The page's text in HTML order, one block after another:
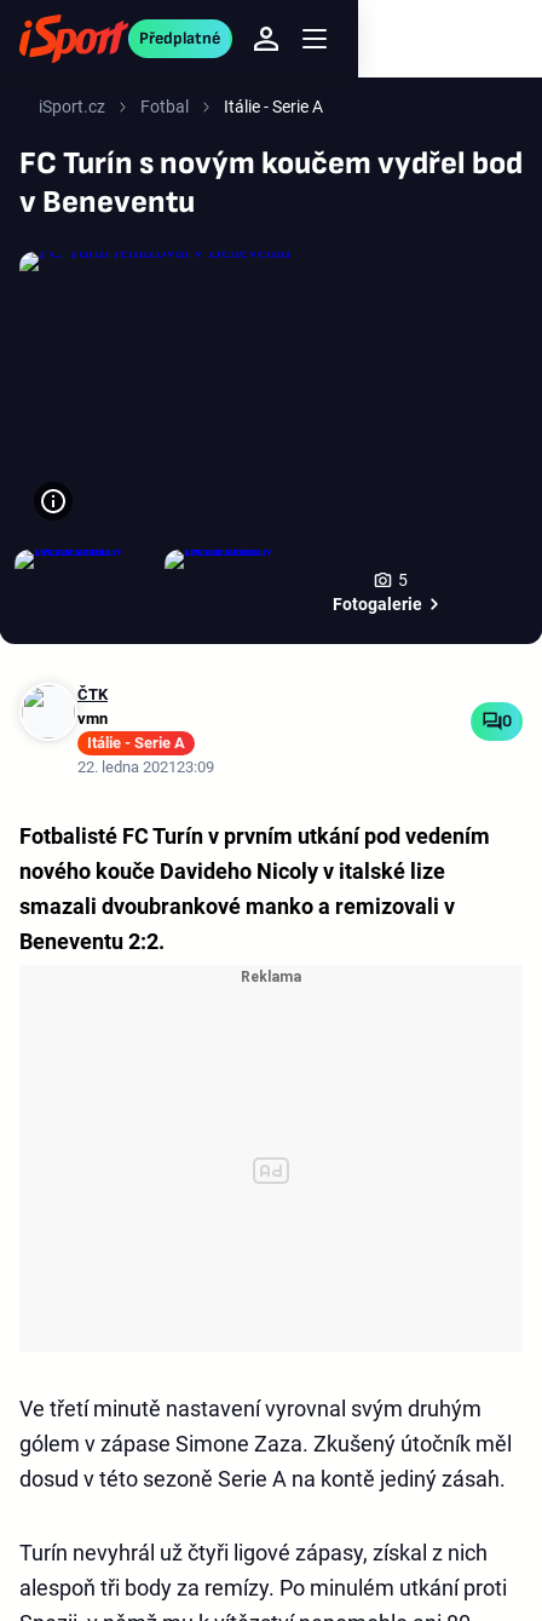
Předplatné
iSport.cz Fotbal Itálie - Serie A
FC Turín s novým koučem vydřel bod
v Beneventu
5
Fotogalerie
ČTK
vmn
Itálie - Serie A
22. ledna 202123:09
0
Fotbalisté FC Turín v prvním utkání pod vedením
nového kouče Davideho Nicoly v italské lize
smazali dvoubrankové manko a remizovali v
Beneventu 2:2.
Ve třetí minutě nastavení vyrovnal svým druhým
gólem v zápase Simone Zaza. Zkušený útočník měl
dosud v této sezoně Serie A na kontě jediný zásah.
Turín nevyhrál už čtyři ligové zápasy, získal z nich
alespoň tři body za remízy. Po minulém utkání proti